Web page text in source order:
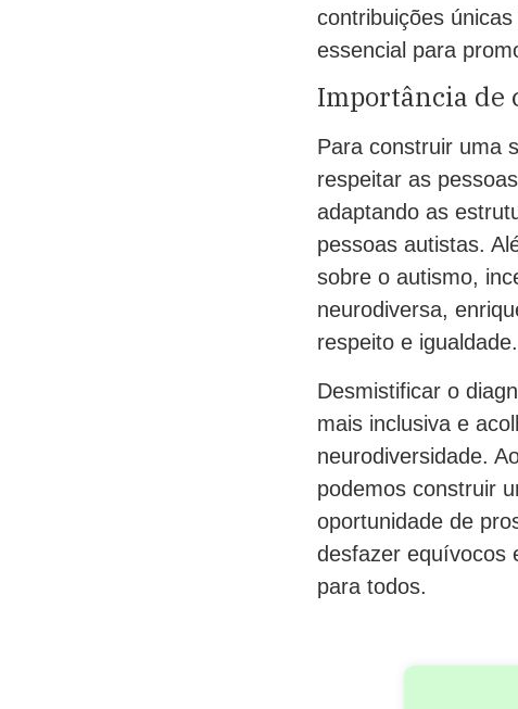
contribuições
essencial para
Importância de
Para construir uma
respeitar as
adaptando as
pessoas autistas.
sobre o autismo,
neurodiversa,
respeito e igualdade.
Desmistificar o
mais inclusiva e
neurodiversidade.
podemos construir
oportunidade de
desfazer equívocos
para todos.